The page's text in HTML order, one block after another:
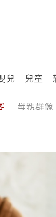
兒 兒童
| 母親群像